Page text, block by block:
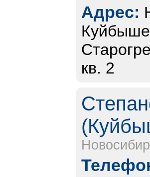
Адрес:
кв. 2